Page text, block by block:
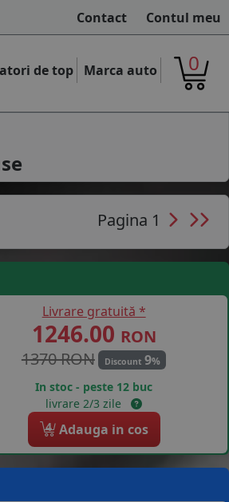
Contact Contul meu
de top Marca auto 0
Pagina 1
Livrare gratuită *
1246.00 RON
1370 RON
Discount 9%
In stoc - peste 12 buc
livrare 2/3 zile
4 Adauga in cos